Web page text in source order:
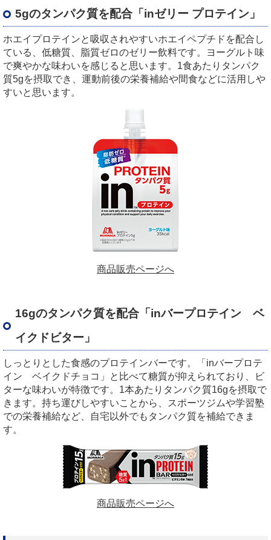
5gのタンパク質を配合「inゼリー プロテイン」
ホエイプロテインと吸収されやすいホエイペプチドを配合し
ている、低糖質、脂質ゼロのゼリー飲料です。ヨーグルト味
で爽やかな味わいを感じると思います。1食あたりタンパク
質5gを摂取でき、運動前後の栄養補給や間食などに活用しや
すいと思います。
商品販売ページへ
16gのタンパク質を配合「inバープロテイン ベ
イクドビター」
しっとりとした食感のプロテインバーです。「inバープロテ
イン ベイクドチョコ」と比べて糖質が抑えられており、ビ
ターな味わいが特徴です。1本あたりタンパク質16gを摂取で
きます。持ち運びしやすいことから、スポーツジムや学習塾
での栄養補給など、自宅以外でもタンパク質を補給できま
す。
商品販売ページへ